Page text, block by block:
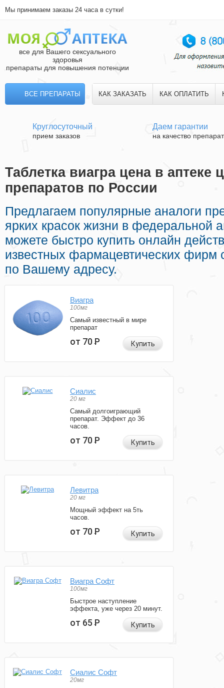
Мы принимаем заказы 24 часа в сутки!
все для Вашего сексуального
здоровья
препараты для повышения потенции
ВСЕ ПРЕПАРАТЫ КАК ЗАКАЗАТЬ КАК ОПЛАТИТЬ
Круглосуточный
прием заказов
Даем гарантии
на качество
Таблетка виагра цена в аптеке
препаратов по России
Предлагаем популярные аналоги
ярких красок жизни в федеральной
можете быстро купить онлайн
известных фармацевтических фирм
по Вашему адресу.
Виагра
100мг
Самый известный в мире
препарат
от 70Р Купить
Сиалис
20 мг
Самый долгоиграющий
препарат. Эффект до 36
часов.
от 70Р Купить
Левитра
20 мг
Мощный эффект на 5ть
часов.
от 70Р Купить
Виагра Софт
100мг
Быстрое наступление
эффекта, уже через 20 минут.
от 65Р Купить
Сиалис Софт
20мг